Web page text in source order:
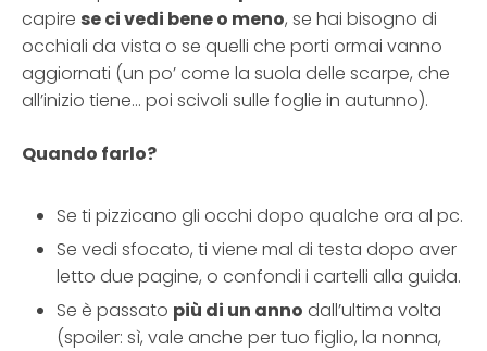
capire se ci vedi bene o meno, se hai bisogno di
occhiali da vista o se quelli che porti ormai vanno
aggiornati (un po’ come la suola delle scarpe, che
all’inizio tiene… poi scivoli sulle foglie in autunno).
Quando farlo?
Se ti pizzicano gli occhi dopo qualche ora al pc.
Se vedi sfocato, ti viene mal di testa dopo aver
letto due pagine, o confondi i cartelli alla guida.
Se è passato più di un anno dall’ultima volta
(spoiler: sì, vale anche per tuo figlio, la nonna,